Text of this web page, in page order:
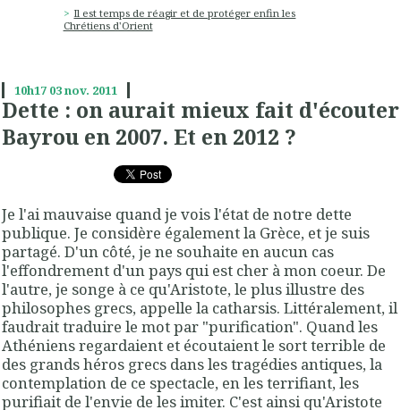
Il est temps de réagir et de protéger enfin les
Chrétiens d'Orient
10h17 03nov. 2011
Dette : on aurait mieux fait d'écouter
Bayrou en 2007. Et en 2012 ?
Je l'ai mauvaise quand je vois l'état de notre dette
publique. Je considère également la Grèce, et je suis
partagé. D'un côté, je ne souhaite en aucun cas
l'effondrement d'un pays qui est cher à mon coeur. De
l'autre, je songe à ce qu'Aristote, le plus illustre des
philosophes grecs, appelle la catharsis. Littéralement, il
faudrait traduire le mot par "purification". Quand les
Athéniens regardaient et écoutaient le sort terrible de
des grands héros grecs dans les tragédies antiques, la
contemplation de ce spectacle, en les terrifiant, les
purifiait de l'envie de les imiter. C'est ainsi qu'Aristote